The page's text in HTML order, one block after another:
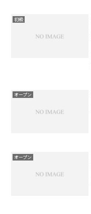
初級
オープン
オープン